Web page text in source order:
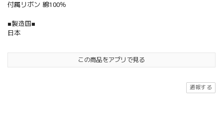
付属リボン 綿100％
■製造国■
日本
この商品をアプリで見る
通報する